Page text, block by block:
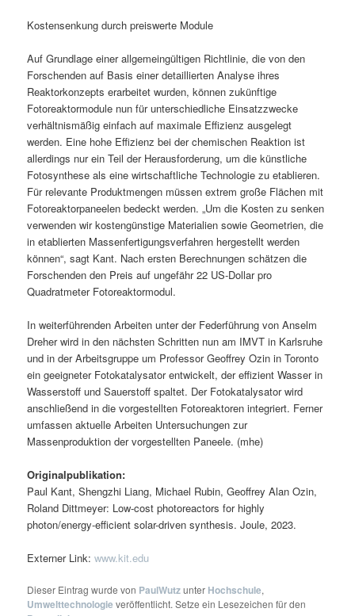
Kostensenkung durch preiswerte Module
Auf Grundlage einer allgemeingültigen Richtlinie, die von den
Forschenden auf Basis einer detaillierten Analyse ihres
Reaktorkonzepts erarbeitet wurden, können zukünftige
Fotoreaktormodule nun für unterschiedliche Einsatzzwecke
verhältnismäßig einfach auf maximale Effizienz ausgelegt
werden. Eine hohe Effizienz bei der chemischen Reaktion ist
allerdings nur ein Teil der Herausforderung, um die künstliche
Fotosynthese als eine wirtschaftliche Technologie zu etablieren.
Für relevante Produktmengen müssen extrem große Flächen mit
Fotoreaktorpaneelen bedeckt werden. „Um die Kosten zu senken
verwenden wir kostengünstige Materialien sowie Geometrien, die
in etablierten Massenfertigungsverfahren hergestellt werden
können“, sagt Kant. Nach ersten Berechnungen schätzen die
Forschenden den Preis auf ungefähr 22 US-Dollar pro
Quadratmeter Fotoreaktormodul.
In weiterführenden Arbeiten unter der Federführung von Anselm
Dreher wird in den nächsten Schritten nun am IMVT in Karlsruhe
und in der Arbeitsgruppe um Professor Geoffrey Ozin in Toronto
ein geeigneter Fotokatalysator entwickelt, der effizient Wasser in
Wasserstoff und Sauerstoff spaltet. Der Fotokatalysator wird
anschließend in die vorgestellten Fotoreaktoren integriert. Ferner
umfassen aktuelle Arbeiten Untersuchungen zur
Massenproduktion der vorgestellten Paneele. (mhe)
Originalpublikation:
Paul Kant, Shengzhi Liang, Michael Rubin, Geoffrey Alan Ozin,
Roland Dittmeyer: Low-cost photoreactors for highly
photon/energy-efficient solar-driven synthesis. Joule, 2023.
Externer Link:www.kit.edu
Dieser Eintrag wurde von PaulWutzunter Hochschule,
Umwelttechnologie veröffentlicht. Setze ein Lesezeichen für den